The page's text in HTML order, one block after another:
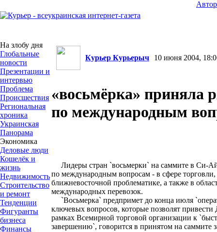
На злобу дня
Глобальные
новости
Презентации и
интервью
Проблема
Происшествия
Региональная
хроника
Украинская
Панорама
Экономика
Деловые люди
Кошелёк и
жизнь
Недвижимость
Строительство
и ремонт
Тенденции
Фигуранты
бизнеса
Финансы
Курьер Курьерыч 10 июня 2004,
«восьмёрка» приняла
по международным
Лидеры стран `восьмерки` на саммите в Си-
по международным вопросам - в сфере торговли,
ближневосточной проблематике, а также в
международных перевозок.
`Восьмерка` предпримет до конца июля
ключевых вопросов, которые позволят
рамках Всемирной торговой организации к
завершению`, говорится в принятом на саммите